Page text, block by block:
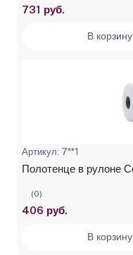
731 руб.
В корзину
Артикул: 7**1
(0)
406 руб.
В корзину